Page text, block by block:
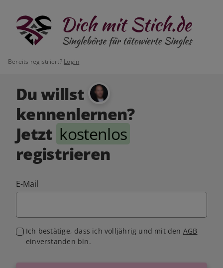
Bereits registriert? Login
Du willst
kennenlernen?
Jetzt kostenlos
registrieren
E-Mail
Ich bestätige, dass ich volljährig und mit den AGB
einverstanden bin.